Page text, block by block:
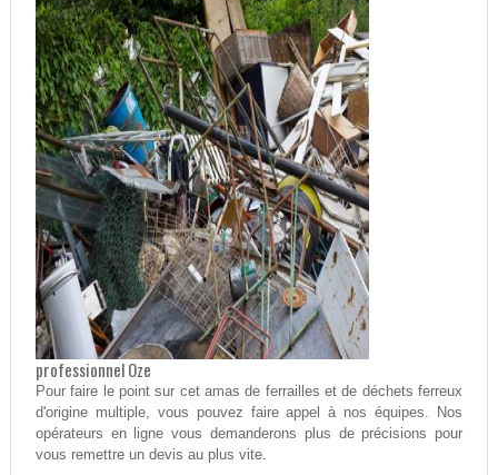
professionnel Oze
Pour faire le point sur cet amas de ferrailles et de déchets ferreux
d'origine multiple, vous pouvez faire appel à nos équipes. Nos
opérateurs en ligne vous demanderons plus de précisions pour
vous remettre un devis au plus vite.